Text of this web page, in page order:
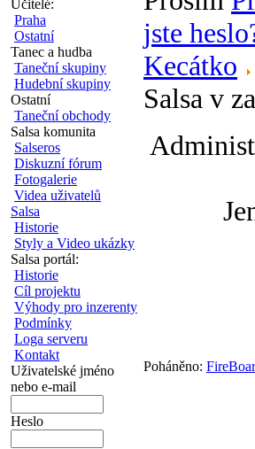
Učitelé:
Praha
Ostatní
Tanec a hudba
Taneční skupiny
Hudební skupiny
Ostatní
Taneční obchody
Salsa komunita
Salseros
Diskuzní fórum
Fotogalerie
Videa uživatelů
Salsa
Historie
Styly a Video ukázky
Salsa portál:
Historie
Cíl projektu
Výhody pro inzerenty
Podmínky
Loga serveru
Kontakt
Uživatelské jméno
nebo e-mail
Heslo
jste
Kecátko
Salsa v
Poháněno: